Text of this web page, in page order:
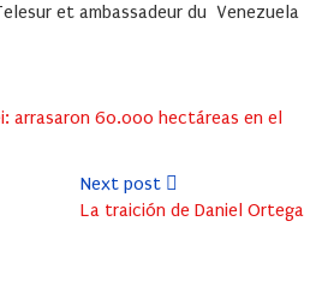
et ambassadeur du Venezuela
arrasaron 60.000 hectáreas en el
Next post
La traición de Daniel Ortega